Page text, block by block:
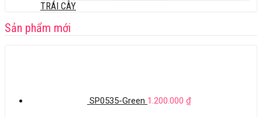
TRÁI CÂY
Sản phẩm mới
SP0535-Green 1.200.000 ₫